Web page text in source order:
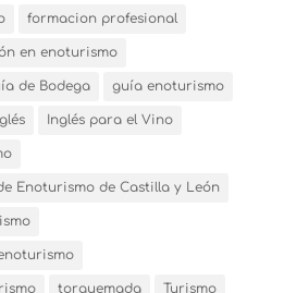
formacion profesional
en enoturismo
de Bodega guía enoturismo
Inglés para el Vino
Enoturismo de Castilla y León
torquemada Turismo